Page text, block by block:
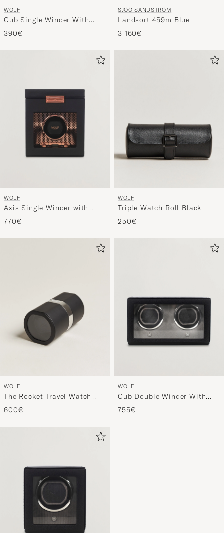
WOLF
Cub Single Winder With
Cover Green
390€
SJÖÖ SANDSTRÖM
Landsort 459m Blue
3 160€
WOLF
Axis Single Winder with
Storage Copper
770€
WOLF
Triple Watch Roll Black
250€
WOLF
The Rocket Travel Watch
Winder Black
600€
WOLF
Cub Double Winder With
Cover Black
755€